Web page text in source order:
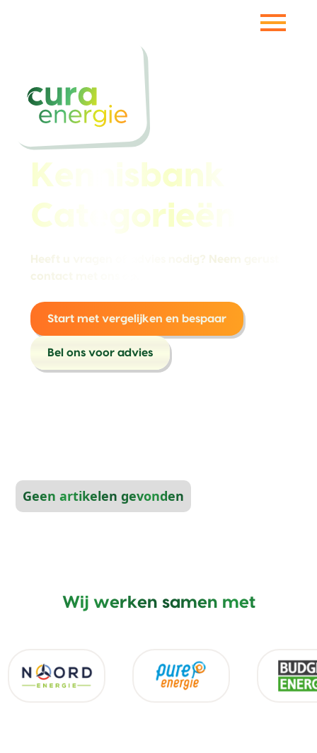
Kennisbank
Categorieën
Heeft u vragen of advies nodig? Neem gerust
contact met ons op.
Start met vergelijken en bespaar
Bel ons voor advies
Geen artikelen gevonden
Wij werken samen met